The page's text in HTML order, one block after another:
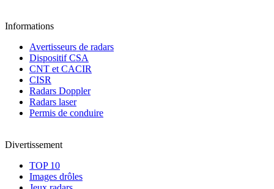
Informations
Avertisseurs de radars
Dispositif CSA
CNT et CACIR
CISR
Radars Doppler
Radars laser
Permis de conduire
Divertissement
TOP 10
Images drôles